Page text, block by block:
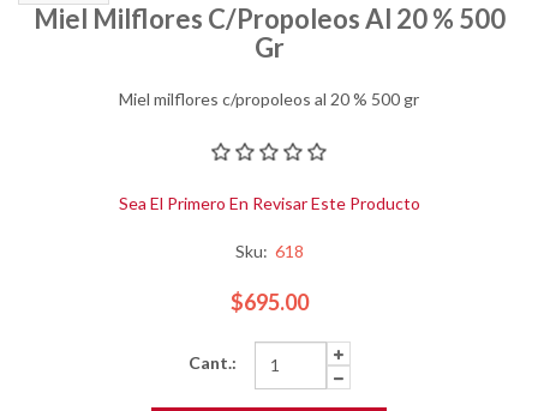
Miel Milflores C/propoleos Al 20 % 500
Gr
Miel milflores c/propoleos al 20 % 500 gr
Sea El Primero En Revisar Este Producto
Sku: 618
$695.00
Cant.: